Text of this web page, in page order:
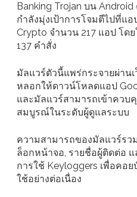
Banking Trojan บน
กำลังมุ่งเป้าการโจมตีไปที่แ
Crypto จำนวน 217 แอป โ
137 คำสั่ง
มัลแวร์ตัวนี้แพร่กระจายผ่าน
หลอกให้ดาวน์โหลดแอป
และมัลแวร์สามารถเข้าคว
สมบูรณ์ในระดับผู้ดูแลระบบ
ความสามารถของมัลแวร์ร
ล็อกหน้าจอ, รายชื่อผู้ติดต่อ
การใช้ Keyloggers เพื่อค
ใช้อย่างต่อเนื่อง